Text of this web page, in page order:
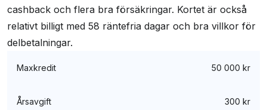
cashback och flera bra försäkringar. Kortet är också
relativt billigt med 58 räntefria dagar och bra villkor för
delbetalningar.
Maxkredit 50 000 kr
Årsavgift 300 kr